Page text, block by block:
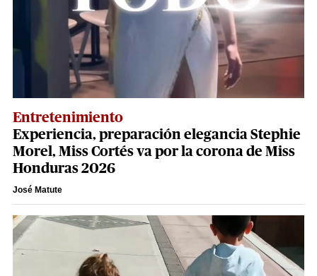
Entretenimiento
Experiencia, preparación elegancia Stephie
Morel, Miss Cortés va por la corona de Miss
Honduras 2026
José Matute